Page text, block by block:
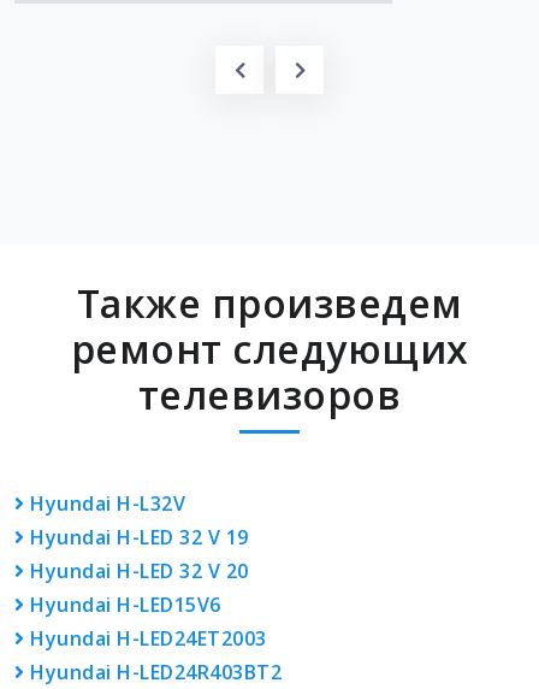
Также произведем
ремонт следующих
телевизоров
Hyundai H-L32V
Hyundai H-LED 32 V 19
Hyundai H-LED 32 V 20
Hyundai H-LED15V6
Hyundai H-LED24ET2003
Hyundai H-LED24R403BT2